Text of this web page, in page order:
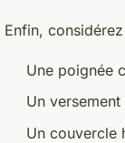
Enfin,
Une poignée
Un
Un couvercle